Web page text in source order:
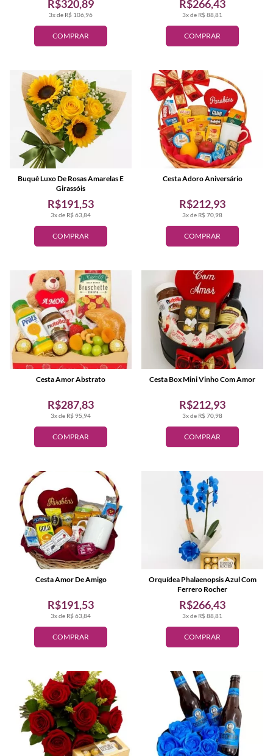
COMPRAR
3x de R$ 106,96
R$320,89
COMPRAR
3x de R$ 88,81
R$266,43
COMPRAR
3x de R$ 63,84
R$191,53
Buquê Luxo De Rosas Amarelas E
Girassóis
COMPRAR
3x de R$ 70,98
R$212,93
Cesta Adoro Aniversário
COMPRAR
3x de R$ 95,94
R$287,83
Cesta Amor Abstrato
COMPRAR
3x de R$ 70,98
R$212,93
Cesta Box Mini Vinho Com Amor
COMPRAR
3x de R$ 63,84
R$191,53
Cesta Amor De Amigo
COMPRAR
3x de R$ 88,81
R$266,43
Orquídea Phalaenopsis Azul Com
Ferrero Rocher